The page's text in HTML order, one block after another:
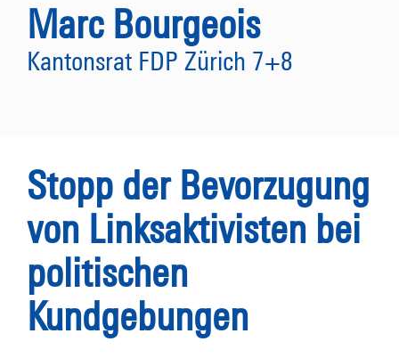
Marc Bourgeois
Kantonsrat FDP Zürich 7+8
Stopp der Bevorzugung
von Linksaktivisten bei
politischen
Kundgebungen